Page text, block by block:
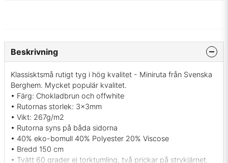
Beskrivning
Klassisktsmå rutigt tyg i hög kvalitet - Miniruta från Svenska
Berghem. Mycket populär kvalitet.
• Färg: Chokladbrun och offwhite
• Rutornas storlek: 3x3mm
• Vikt: 267g/m2
• Rutorna syns på båda sidorna
• 40% eko-bomull 40% Polyester 20% Viscose
• Bredd 150 cm
• Tvätt 60 grader ej torktumling, två prickar på strykjärnet.